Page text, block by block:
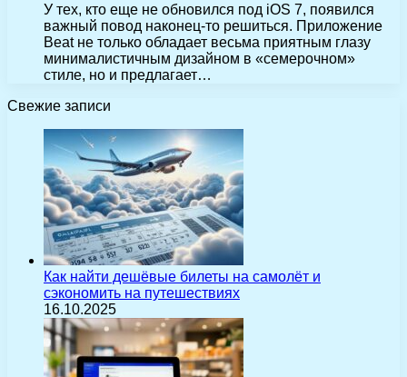
У тех, кто еще не обновился под iOS 7, появился
важный повод наконец-то решиться. Приложение
Beat не только обладает весьма приятным глазу
минималистичным дизайном в «семерочном»
стиле, но и предлагает…
Свежие записи
Как найти дешёвые билеты на самолёт и
сэкономить на путешествиях
16.10.2025